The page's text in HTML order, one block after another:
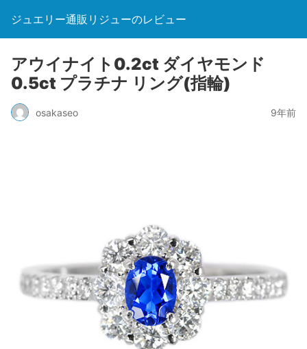
ジュエリー通販リジューのレビュー
アウイナイト0.2ct ダイヤモンド
0.5ct プラチナ リング(指輪)
osakaseo 9年前